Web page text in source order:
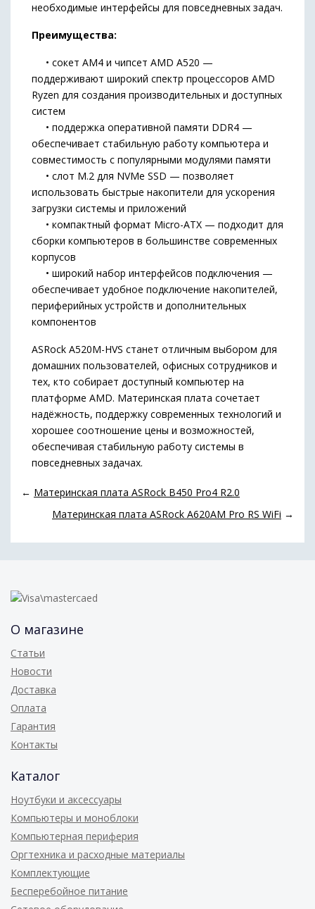
необходимые интерфейсы для повседневных задач.
Преимущества:
• сокет AM4 и чипсет AMD A520 —
поддерживают широкий спектр процессоров AMD
Ryzen для создания производительных и доступных
систем
• поддержка оперативной памяти DDR4 —
обеспечивает стабильную работу компьютера и
совместимость с популярными модулями памяти
• слот M.2 для NVMe SSD — позволяет
использовать быстрые накопители для ускорения
загрузки системы и приложений
• компактный формат Micro-ATX — подходит для
сборки компьютеров в большинстве современных
корпусов
• широкий набор интерфейсов подключения —
обеспечивает удобное подключение накопителей,
периферийных устройств и дополнительных
компонентов
ASRock A520M-HVS станет отличным выбором для
домашних пользователей, офисных сотрудников и
тех, кто собирает доступный компьютер на
платформе AMD. Материнская плата сочетает
надёжность, поддержку современных технологий и
хорошее соотношение цены и возможностей,
обеспечивая стабильную работу системы в
повседневных задачах.
← Материнская плата ASRock B450 Pro4 R2.0
Материнская плата ASRock A620AM Pro RS WiFi →
О магазине
Статьи
Новости
Доставка
Оплата
Гарантия
Контакты
Каталог
Ноутбуки и аксессуары
Компьютеры и моноблоки
Компьютерная периферия
Оргтехника и расходные материалы
Комплектующие
Бесперебойное питание